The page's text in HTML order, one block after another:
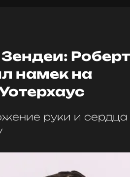
Зендеи: Роберт
намек на
руки и сердца